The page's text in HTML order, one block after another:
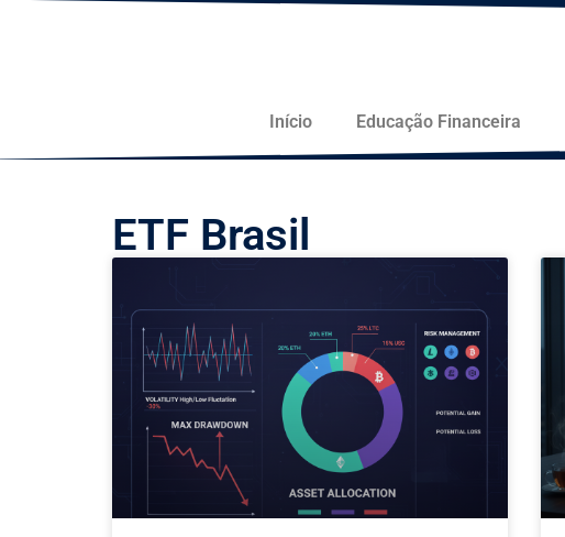
Início Educação Financeira
ETF Brasil